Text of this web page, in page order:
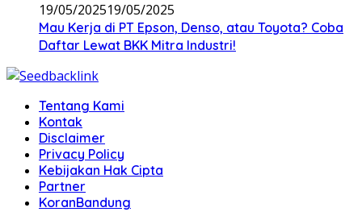
19/05/202519/05/2025
Mau Kerja di PT Epson, Denso, atau Toyota? Coba
Daftar Lewat BKK Mitra Industri!
Tentang Kami
Kontak
Disclaimer
Privacy Policy
Kebijakan Hak Cipta
Partner
KoranBandung